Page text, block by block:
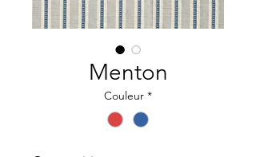
Menton
Couleur *